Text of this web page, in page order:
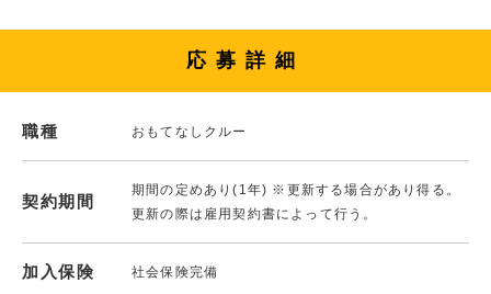
応募詳細
職種 おもてなしクルー
契約期間
期間の定めあり(1年) ※更新する場合があり得る。
更新の際は雇用契約書によって行う。
加入保険 社会保険完備